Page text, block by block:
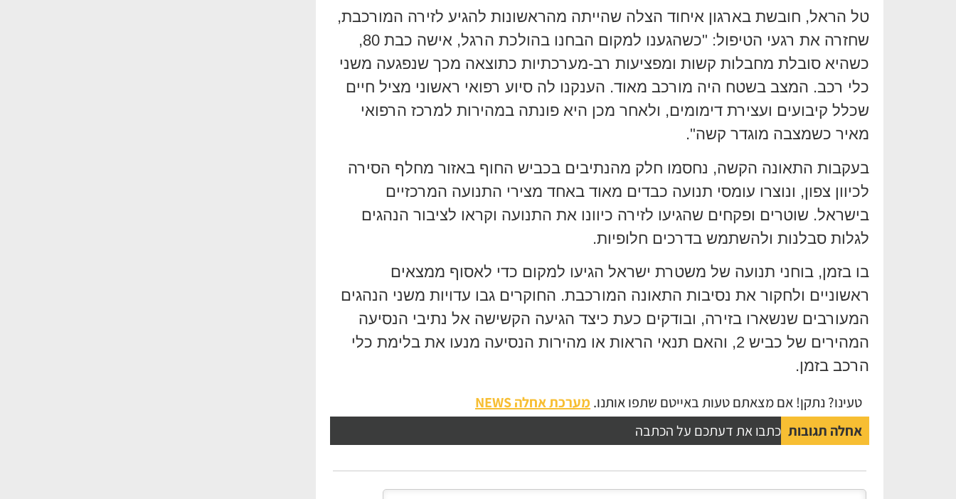
טל הראל, חובשת בארגון איחוד הצלה שהייתה מהראשונות להגיע לזירה המורכבת,
שחזרה את רגעי הטיפול: "כשהגענו למקום הבחנו בהולכת הרגל, אישה כבת 80,
כשהיא סובלת מחבלות קשות ומפציעות רב-מערכתיות כתוצאה מכך שנפגעה משני
כלי רכב. המצב בשטח היה מורכב מאוד. הענקנו לה סיוע רפואי ראשוני מציל חיים
שכלל קיבועים ועצירת דימומים, ולאחר מכן היא פונתה במהירות למרכז הרפואי
מאיר כשמצבה מוגדר קשה".
בעקבות התאונה הקשה, נחסמו חלק מהנתיבים בכביש החוף באזור מחלף הסירה
לכיוון צפון, ונוצרו עומסי תנועה כבדים מאוד באחד מצירי התנועה המרכזיים
בישראל. שוטרים ופקחים שהגיעו לזירה כיוונו את התנועה וקראו לציבור הנהגים
לגלות סבלנות ולהשתמש בדרכים חלופיות.
בו בזמן, בוחני תנועה של משטרת ישראל הגיעו למקום כדי לאסוף ממצאים
ראשוניים ולחקור את נסיבות התאונה המורכבת. החוקרים גבו עדויות משני הנהגים
המעורבים שנשארו בזירה, ובודקים כעת כיצד הגיעה הקשישה אל נתיבי הנסיעה
המהירים של כביש 2, והאם תנאי הראות או מהירות הנסיעה מנעו את בלימת כלי
הרכב בזמן.
טעינו? נתקן! אם מצאתם טעות באייטם שתפו אותנו. מערכת אחלה NEWS
אחלה תגובות כתבו את דעתכם על הכתבה